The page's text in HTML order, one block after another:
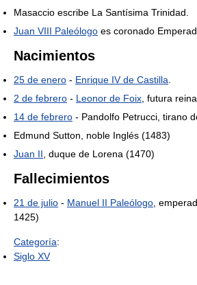
Masaccio escribe La Santísima Trinidad.
Juan VIII Paleólogo es coronado
Nacimientos
25 de enero - Enrique IV de Castilla
2 de febrero - Leonor de Foix , futura
14 de febrero - Pandolfo Petrucci, tirano
Edmund Sutton, noble Inglés (1483)
Juan II , duque de Lorena (1470)
Fallecimientos
21 de julio - Manuel II Paleólogo ,
1425)
Categoría:
Siglo XV